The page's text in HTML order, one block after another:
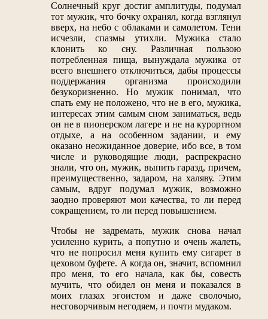
Солнечный круг достиг амплитуды, подумал
тот мужик, что бочку охранял, когда взглянул
вверх, на небо с облаками и самолетом. Тени
исчезли, спазмы утихли. Мужика стало
клонить ко сну. Различная пользою
потребленная пища, вынуждала мужика от
всего внешнего отключиться, дабы процессы
поддержания организма происходили
безукоризненно. Но мужик понимал, что
спать ему не положено, что не в его, мужика,
интересах этим самым сном заниматься, ведь
он не в пионерском лагере и не на курортном
отдыхе, а на особенном задании, и ему
оказано неожиданное доверие, ибо все, в том
числе и руководящие люди, распрекрасно
знали, что он, мужик, выпить гаразд, причем,
преимущественно, задаром, на халяву. Этим
самым, вдруг подумал мужик, возможно
заодно проверяют мои качества, то ли перед
сокращением, то ли перед повышением.
Чтобы не задремать, мужик снова начал
усиленно курить, а попутно и очень жалеть,
что не попросил меня купить ему сигарет в
цеховом буфете. А когда он, значит, вспомнил
про меня, то его начала, как бы, совесть
мучить, что обидел он меня и показался в
моих глазах эгоистом и даже сволочью,
несговорчивым негодяем, и почти мудаком.